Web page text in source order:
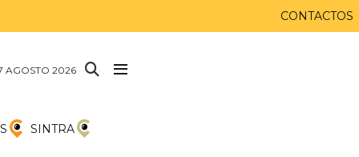
CONTACTOS
AGOSTO 2026
SINTRA